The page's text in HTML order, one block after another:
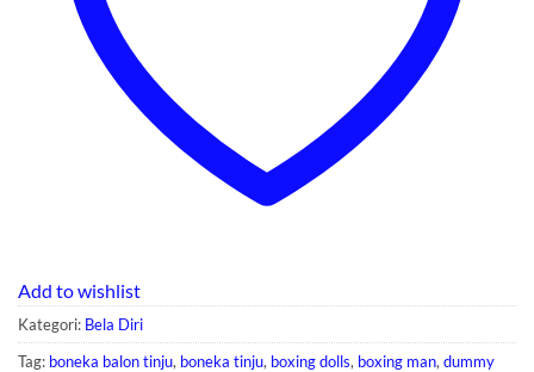
Add to wishlist
Kategori: Bela Diri
Tag: boneka balon tinju, boneka tinju, boxing dolls, boxing man, dummy